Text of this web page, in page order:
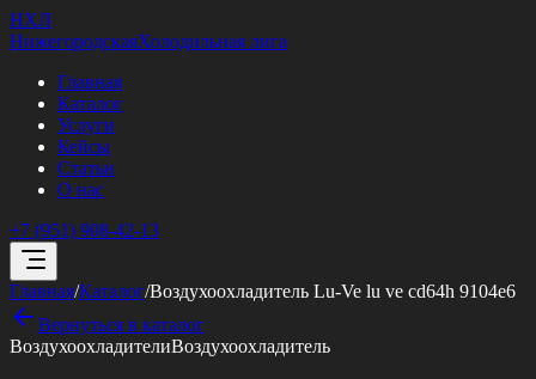
НХЛ
НижегородскаяХолодильная лига
Главная
Каталог
Услуги
Кейсы
Статьи
О нас
+7 (951) 908-42-13
Главная/Каталог/Воздухоохладитель Lu-Ve lu ve cd64h 9104e6
Вернуться в каталог
ВоздухоохладителиВоздухоохладитель